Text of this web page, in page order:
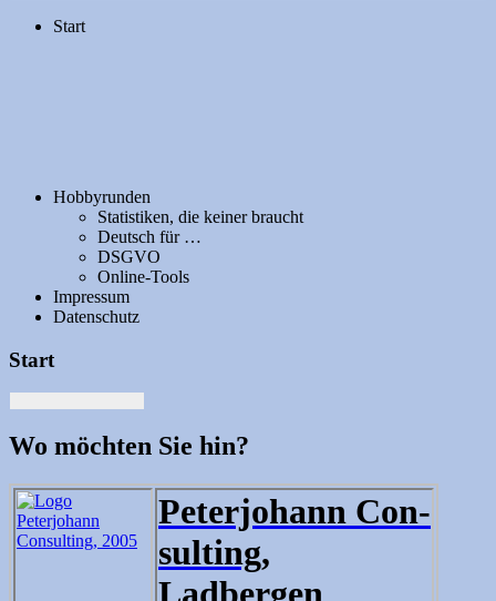
Start
Hobbyrunden
Statistiken, die keiner braucht
Deutsch für …
DSGVO
Online-Tools
Impressum
Datenschutz
Start
Wo möchten Sie hin?
Peter­jo­hann Con­
sul­ting,